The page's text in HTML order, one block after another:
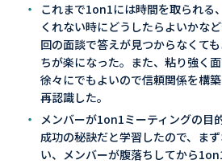
これまで1on1には時間を取られる
くれない時にどうしたらよいかな
回の面談で答えが見つからなくて
ちが楽になった。また、粘り強く
徐々にでもよいので信頼関係を構
再認識した。
メンバーが1on1ミーティングの目
成功の秘訣だと学習したので、ま
い、メンバーが腹落ちしてから